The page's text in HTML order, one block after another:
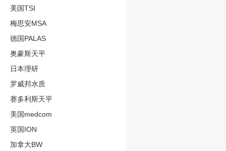
美国TSI
梅思安MSA
德国PALAS
奥豪斯天平
日本理研
罗威邦水质
赛多利斯天平
美国medcom
英国ION
加拿大BW